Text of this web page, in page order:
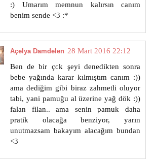
:) Umarım memnun kalırsın canım
benim sende <3 :*
Açelya Damdelen 28 Mart 2016 22:12
Ben de bir çok şeyi denedikten sonra
bebe yağında karar kılmıştım canım :))
ama dediğim gibi biraz zahmetli oluyor
tabi, yani pamuğu al üzerine yağ dök :))
falan filan.. ama senin pamuk daha
pratik olacağa benziyor, yarın
unutmazsam bakayım alacağım bundan
<3